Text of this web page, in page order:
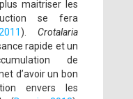
maitriser les
se fera
). Crotalaria
rapide et un
de
d’avoir un bon
envers les